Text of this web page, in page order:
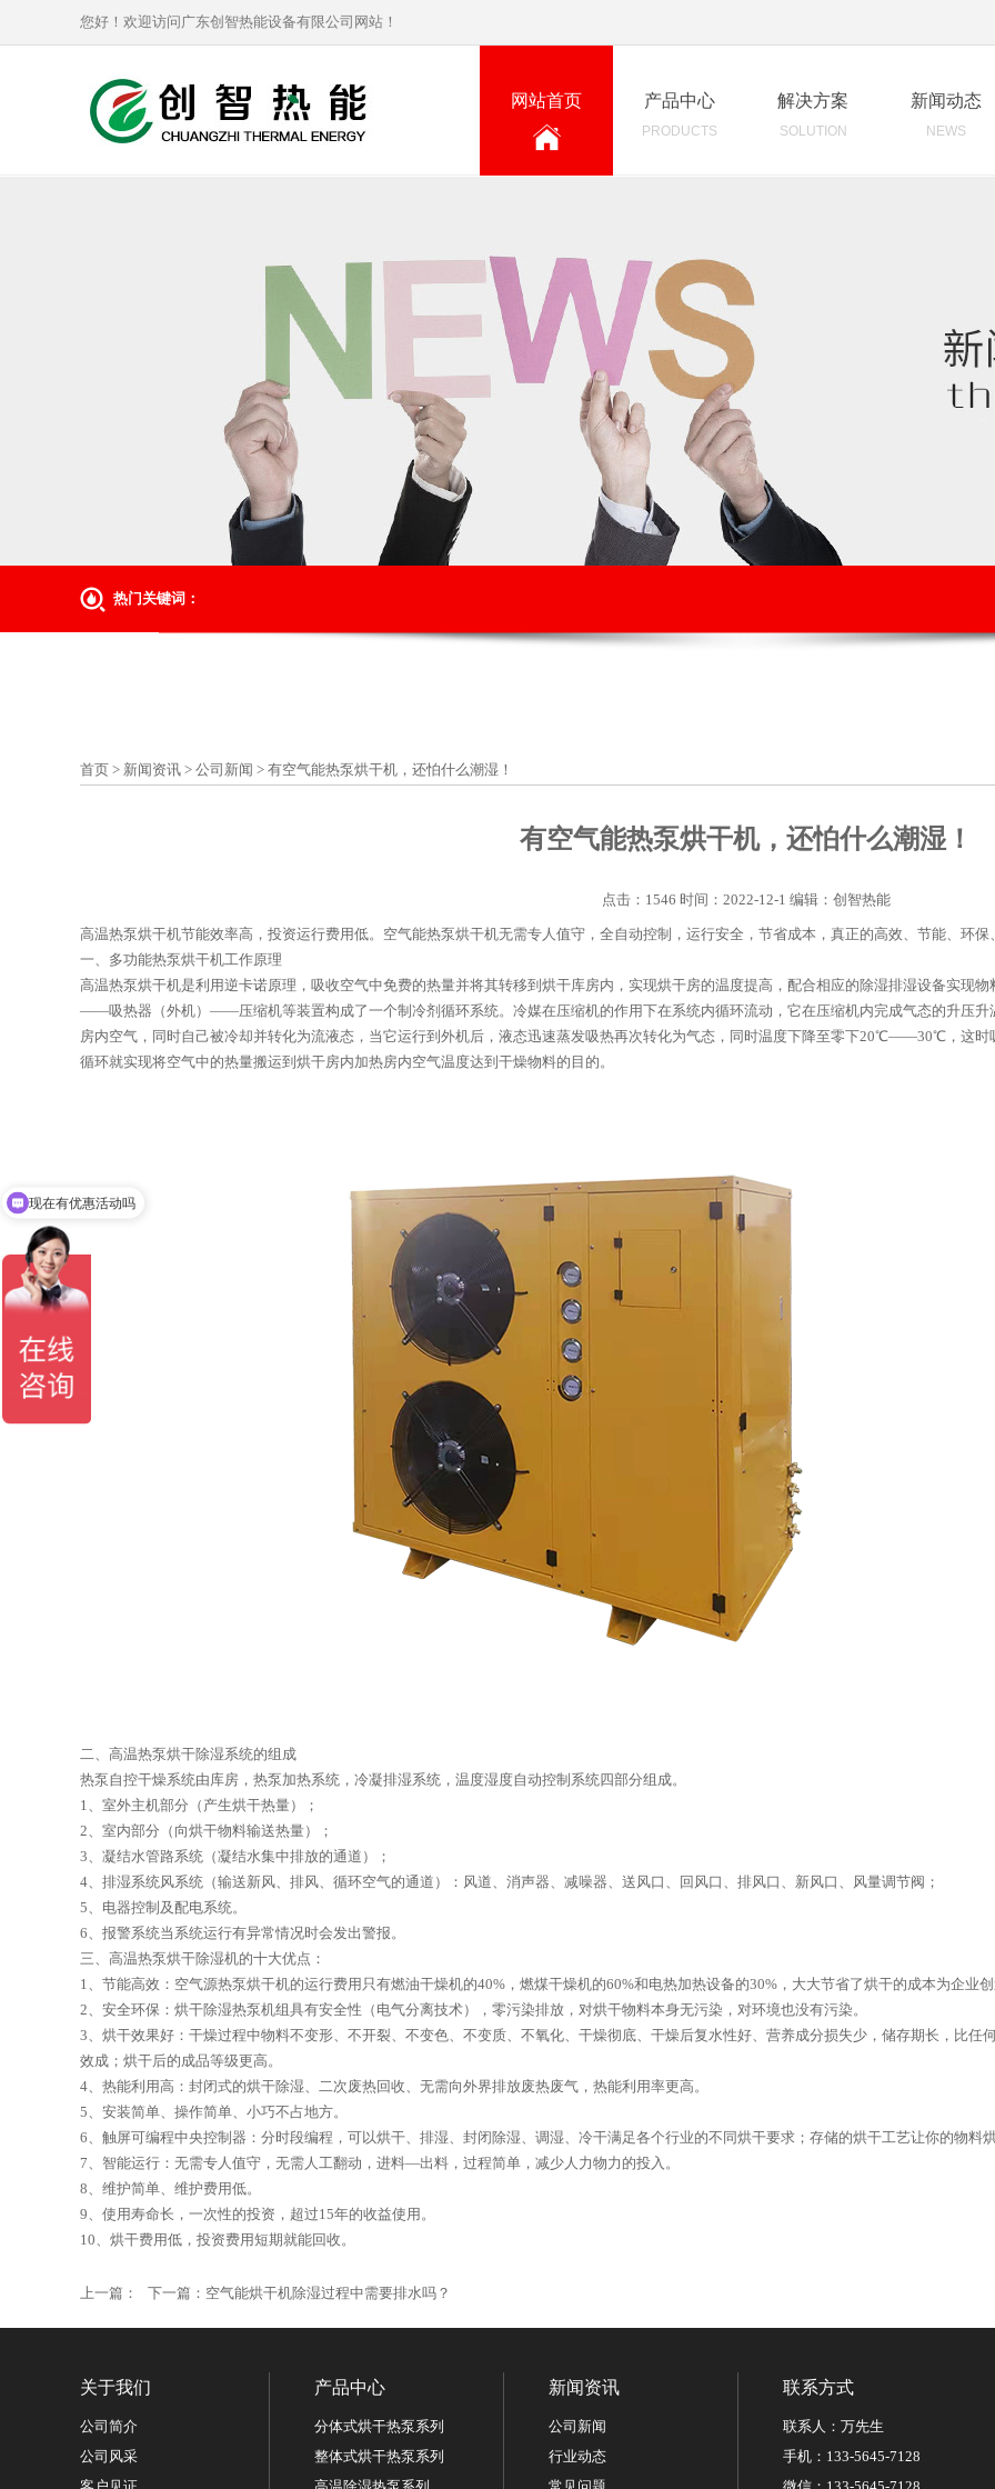
您好！欢迎访问广东创智热能设备有限公司网站！
网站首页 产品中心
PRODUCTS
解决方案
SOLUTION
新闻动态
NEWS
热门关键词：
首页 > 新闻资讯 > 公司新闻 > 有空气能热泵烘干机，还怕什么潮湿！
有空气能热泵烘干机，还怕什么潮湿！
点击：1546 时间：2022-12-1 编辑：创智热能
高温热泵烘干机节能效率高，投资运行费用低。空气能热泵烘干机无需专人值守，全自动控制，运行安全，节省成本，真正的高效、节能、环保
一、多功能热泵烘干机工作原理
高温热泵烘干机是利用逆卡诺原理，吸收空气中免费的热量并将其转移到烘干库房内，实现烘干房的温度提高，配合相应的除湿排湿设备实
——吸热器（外机）——压缩机等装置构成了一个制冷剂循环系统。冷媒在压缩机的作用下在系统内循环流动，它在压缩机内完成气态的升压
房内空气，同时自己被冷却并转化为流液态，当它运行到外机后，液态迅速蒸发吸热再次转化为气态，同时温度下降至零下20℃——30℃，这
循环就实现将空气中的热量搬运到烘干房内加热房内空气温度达到干燥物料的目的。
二、高温热泵烘干除湿系统的组成
热泵自控干燥系统由库房，热泵加热系统，冷凝排湿系统，温度湿度自动控制系统四部分组成。
1、室外主机部分（产生烘干热量）；
2、室内部分（向烘干物料输送热量）；
3、凝结水管路系统（凝结水集中排放的通道）；
4、排湿系统风系统（输送新风、排风、循环空气的通道）：风道、消声器、减噪器、送风口、回风口、排风口、新风口、风量调节阀；
5、电器控制及配电系统。
6、报警系统当系统运行有异常情况时会发出警报。
三、高温热泵烘干除湿机的十大优点：
1、节能高效：空气源热泵烘干机的运行费用只有燃油干燥机的40%，燃煤干燥机的60%和电热加热设备的30%，大大节省了烘干的成本为企业创
2、安全环保：烘干除湿热泵机组具有安全性（电气分离技术），零污染排放，对烘干物料本身无污染，对环境也没有污染。
3、烘干效果好：干燥过程中物料不变形、不开裂、不变色、不变质、不氧化、干燥彻底、干燥后复水性好、营养成分损失少，储存期长，比
效成；烘干后的成品等级更高。
4、热能利用高：封闭式的烘干除湿、二次废热回收、无需向外界排放废热废气，热能利用率更高。
5、安装简单、操作简单、小巧不占地方。
6、触屏可编程中央控制器：分时段编程，可以烘干、排湿、封闭除湿、调湿、冷干满足各个行业的不同烘干要求；存储的烘干工艺让你的物料烘
7、智能运行：无需专人值守，无需人工翻动，进料—出料，过程简单，减少人力物力的投入。
8、维护简单、维护费用低。
9、使用寿命长，一次性的投资，超过15年的收益使用。
10、烘干费用低，投资费用短期就能回收。
上一篇： 下一篇： 空气能烘干机除湿过程中需要排水吗？
关于我们
公司简介
公司风采
产品中心
分体式烘干热泵系列
整体式烘干热泵系列
新闻资讯
公司新闻
行业动态
联系方式
联系人：万先生
手机：133-5645-7128
现在有优惠活动吗